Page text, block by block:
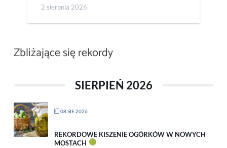
2 sierpnia 2026
Zbliżające się rekordy
SIERPIEŃ 2026
08 SIE 2026
REKORDOWE KISZENIE OGÓRKÓW W NOWYCH
MOSTACH